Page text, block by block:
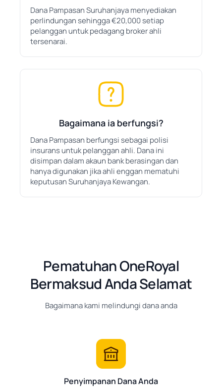
Dana Pampasan Suruhanjaya menyediakan
perlindungan sehingga €20,000 setiap
pelanggan untuk pedagang broker ahli
tersenarai.
Bagaimana ia berfungsi?
Dana Pampasan berfungsi sebagai polisi
insurans untuk pelanggan ahli. Dana ini
disimpan dalam akaun bank berasingan dan
hanya digunakan jika ahli enggan mematuhi
keputusan Suruhanjaya Kewangan.
Pematuhan OneRoyal
Bermaksud Anda Selamat
Bagaimana kami melindungi dana anda
Penyimpanan Dana Anda